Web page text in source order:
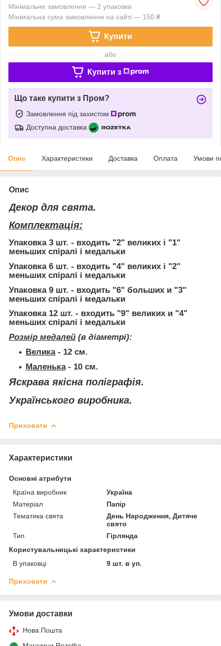
Мінімальне замовлення — 2 упаковки
Мінімальна сума замовлення на сайті — 150 ₴
Купити
або
Купити з
Що таке купити з Пром?
Замовлення під захистом
Доступна доставка
Опис Характеристики Доставка Оплата Умови
Опис
Декор для свята.
Комплектація:
Упаковка 3 шт. - входить "2" великих і "1"
меньших спіралі і медальки
Упаковка 6 шт. - входить "4" великих і "2"
меньших спіралі і медальки
Упаковка 9 шт. - входить "6" больших и "3"
меньших спіралі і медальки
Упаковка 12 шт. - входить "9" великих и "4"
меньших спіралі і медальки
Розмір медалей (в діаметрі):
Велика- 12 см.
Маленька- 10 см.
Яскрава якісна поліграфія.
Українського виробника.
Приховати
Характеристики
Основні атрибути
Країна виробник
Україна
Матеріал
Папір
Тематика свята
День Народження, Дитяче
свято
Тип
Гірлянда
Користувальницькі характеристики
В упаковці
9 шт. в уп.
Приховати
Умови доставки
Нова Пошта